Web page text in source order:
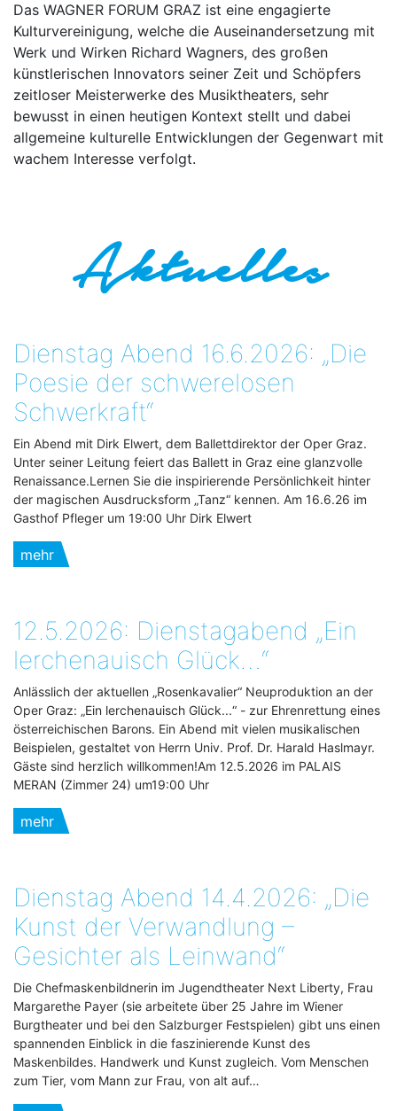
Das WAGNER FORUM GRAZ ist eine engagierte
Kulturvereinigung, welche die Auseinandersetzung mit
Werk und Wirken Richard Wagners, des großen
künstlerischen Innovators seiner Zeit und Schöpfers
zeitloser Meisterwerke des Musiktheaters, sehr
bewusst in einen heutigen Kontext stellt und dabei
allgemeine kulturelle Entwicklungen der Gegenwart mit
wachem Interesse verfolgt.
Aktuelles
Dienstag Abend 16.6.2026: „Die
Poesie der schwerelosen
Schwerkraft“
Ein Abend mit Dirk Elwert, dem Ballettdirektor der Oper Graz.
Unter seiner Leitung feiert das Ballett in Graz eine glanzvolle
Renaissance.Lernen Sie die inspirierende Persönlichkeit hinter
der magischen Ausdrucksform „Tanz“ kennen. Am 16.6.26 im
Gasthof Pfleger um 19:00 Uhr Dirk Elwert
mehr
12.5.2026: Dienstagabend „Ein
lerchenauisch Glück…“
Anlässlich der aktuellen „Rosenkavalier“ Neuproduktion an der
Oper Graz: „Ein lerchenauisch Glück...“ - zur Ehrenrettung eines
österreichischen Barons. Ein Abend mit vielen musikalischen
Beispielen, gestaltet von Herrn Univ. Prof. Dr. Harald Haslmayr.
Gäste sind herzlich willkommen!Am 12.5.2026 im PALAIS
MERAN (Zimmer 24) um19:00 Uhr
mehr
Dienstag Abend 14.4.2026: „Die
Kunst der Verwandlung –
Gesichter als Leinwand“
Die Chefmaskenbildnerin im Jugendtheater Next Liberty, Frau
Margarethe Payer (sie arbeitete über 25 Jahre im Wiener
Burgtheater und bei den Salzburger Festspielen) gibt uns einen
spannenden Einblick in die faszinierende Kunst des
Maskenbildes. Handwerk und Kunst zugleich. Vom Menschen
zum Tier, vom Mann zur Frau, von alt auf…